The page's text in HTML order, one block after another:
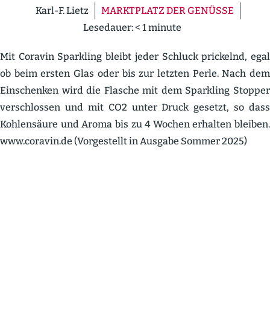
Karl-F. Lietz
MARKTPLATZ DER GENÜSSE
Lesedauer:< 1minute
Mit Coravin Sparkling bleibt jeder Schluck prickelnd, egal
ob beim ersten Glas oder bis zur letzten Perle. Nach dem
Einschenken wird die Flasche mit dem Sparkling Stopper
verschlossen und mit CO2 unter Druck gesetzt, so dass
Kohlensäure und Aroma bis zu 4 Wochen erhalten bleiben.
www.coravin.de (Vorge­stellt in Ausgabe Sommer 2025)